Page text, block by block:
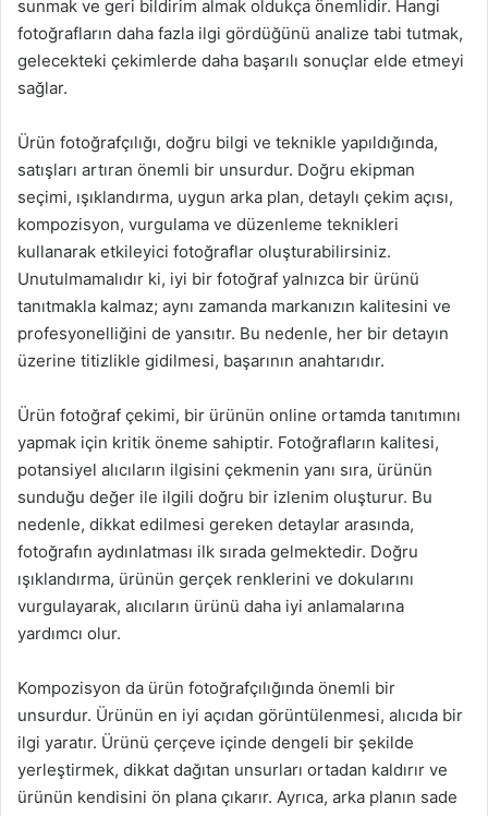
sunmak ve geri bildirim almak oldukça önemlidir. Hangi
fotoğrafların daha fazla ilgi gördüğünü analize tabi tutmak,
gelecekteki çekimlerde daha başarılı sonuçlar elde etmeyi
sağlar.
Ürün fotoğrafçılığı, doğru bilgi ve teknikle yapıldığında,
satışları artıran önemli bir unsurdur. Doğru ekipman
seçimi, ışıklandırma, uygun arka plan, detaylı çekim açısı,
kompozisyon, vurgulama ve düzenleme teknikleri
kullanarak etkileyici fotoğraflar oluşturabilirsiniz.
Unutulmamalıdır ki, iyi bir fotoğraf yalnızca bir ürünü
tanıtmakla kalmaz; aynı zamanda markanızın kalitesini ve
profesyonelliğini de yansıtır. Bu nedenle, her bir detayın
üzerine titizlikle gidilmesi, başarının anahtarıdır.
Ürün fotoğraf çekimi, bir ürünün online ortamda tanıtımını
yapmak için kritik öneme sahiptir. Fotoğrafların kalitesi,
potansiyel alıcıların ilgisini çekmenin yanı sıra, ürünün
sunduğu değer ile ilgili doğru bir izlenim oluşturur. Bu
nedenle, dikkat edilmesi gereken detaylar arasında,
fotoğrafın aydınlatması ilk sırada gelmektedir. Doğru
ışıklandırma, ürünün gerçek renklerini ve dokularını
vurgulayarak, alıcıların ürünü daha iyi anlamalarına
yardımcı olur.
Kompozisyon da ürün fotoğrafçılığında önemli bir
unsurdur. Ürünün en iyi açıdan görüntülenmesi, alıcıda bir
ilgi yaratır. Ürünü çerçeve içinde dengeli bir şekilde
yerleştirmek, dikkat dağıtan unsurları ortadan kaldırır ve
ürünün kendisini ön plana çıkarır. Ayrıca, arka planın sade